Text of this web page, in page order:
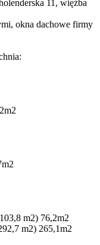
11, więźba
okna dachowe firmy
m2) 76,2m2
m2) 265,1m2